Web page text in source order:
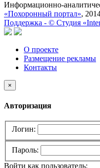
Информационно-
«Похоронный портал»,
Поддержка - © Cтудия
О проекте
Размещение рекламы
Контакты
×
Авторизация
Логин:
Пароль:
Войти как пользователь: